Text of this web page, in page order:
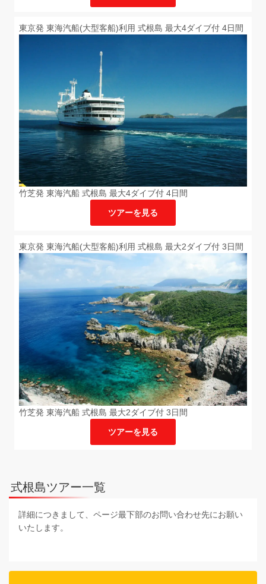
東京発 東海汽船(大型客船)利用 式根島 最大4ダイブ付 4日間
竹芝発 東海汽船 式根島 最大4ダイブ付 4日間
ツアーを見る
東京発 東海汽船(大型客船)利用 式根島 最大2ダイブ付 3日間
竹芝発 東海汽船 式根島 最大2ダイブ付 3日間
ツアーを見る
式根島ツアー一覧
詳細につきまして、ページ最下部のお問い合わせ先にお願い
いたします。